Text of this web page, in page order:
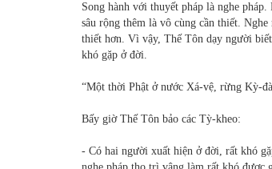
Song hành với thuyết pháp là nghe
sâu rộng thêm là vô cùng cần thiết.
thiết hơn. Vì vậy, Thế Tôn dạy người
khó gặp ở đời.
“Một thời Phật ở nước Xá-vệ, rừng Kỳ-
Bấy giờ Thế Tôn bảo các Tỳ-kheo:
- Có hai người xuất hiện ở đời, rất khó